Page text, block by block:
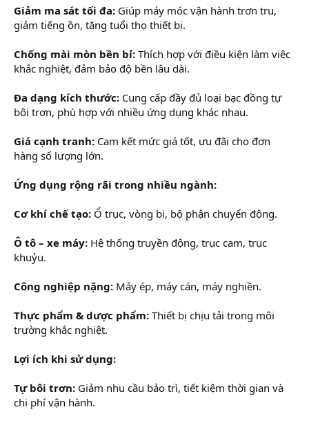
Giảm ma sát tối đa: Giúp máy móc vận hành trơn tru,
giảm tiếng ồn, tăng tuổi thọ thiết bị.
Chống mài mòn bền bỉ: Thích hợp với điều kiện làm việc
khắc nghiệt, đảm bảo độ bền lâu dài.
Đa dạng kích thước: Cung cấp đầy đủ loại bạc đồng tự
bôi trơn, phù hợp với nhiều ứng dụng khác nhau.
Giá cạnh tranh: Cam kết mức giá tốt, ưu đãi cho đơn
hàng số lượng lớn.
Ứng dụng rộng rãi trong nhiều ngành:
Cơ khí chế tạo: Ổ trục, vòng bi, bộ phận chuyển động.
Ô tô – xe máy: Hệ thống truyền động, trục cam, trục
khuỷu.
Công nghiệp nặng: Máy ép, máy cán, máy nghiền.
Thực phẩm & dược phẩm: Thiết bị chịu tải trong môi
trường khắc nghiệt.
Lợi ích khi sử dụng:
Tự bôi trơn: Giảm nhu cầu bảo trì, tiết kiệm thời gian và
chi phí vận hành.